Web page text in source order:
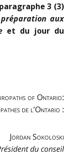
3 (3)
aux
et du jour du
of Ontario:
de l’Ontario :
Jordan Sokoloski
du conseil